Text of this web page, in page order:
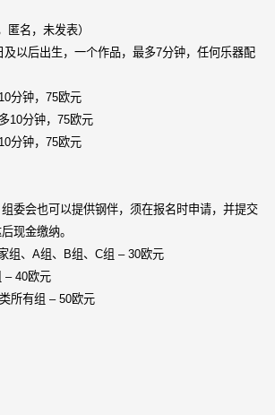
匿名，未发表）
及以后出生，一个作品，最多7分钟，任何乐器配
分钟，75欧元
10分钟，75欧元
分钟，75欧元
委会也可以提供钢伴，须在报名时申请，并提交
现金缴纳。
组、A组、B组、C组 – 30欧元
– 40欧元
所有组 – 50欧元